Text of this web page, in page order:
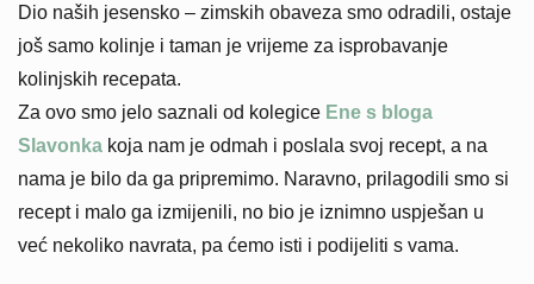
Dio naših jesensko – zimskih obaveza smo odradili, ostaje
još samo kolinje i taman je vrijeme za isprobavanje
kolinjskih recepata.
Za ovo smo jelo saznali od kolegice Ene s bloga
Slavonka koja nam je odmah i poslala svoj recept, a na
nama je bilo da ga pripremimo. Naravno, prilagodili smo si
recept i malo ga izmijenili, no bio je iznimno uspješan u
već nekoliko navrata, pa ćemo isti i podijeliti s vama.